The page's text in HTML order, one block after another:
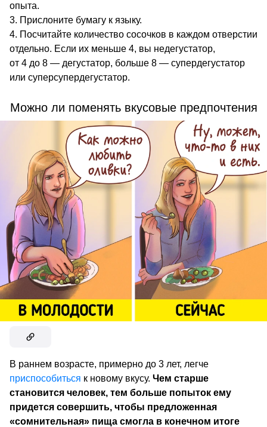
опыта.
Прислоните бумагу к языку.
Посчитайте количество сосочков в каждом отверстии
отдельно. Если их меньше 4, вы недегустатор,
от 4 до 8 — дегустатор, больше 8 — супердегустатор
или суперсупердегустатор.
Можно ли поменять вкусовые предпочтения
В раннем возрасте, примерно до 3 лет, легче
приспособиться к новому вкусу. Чем старше
становится человек, тем больше попыток ему
придется совершить, чтобы предложенная
«сомнительная» пища смогла в конечном итоге